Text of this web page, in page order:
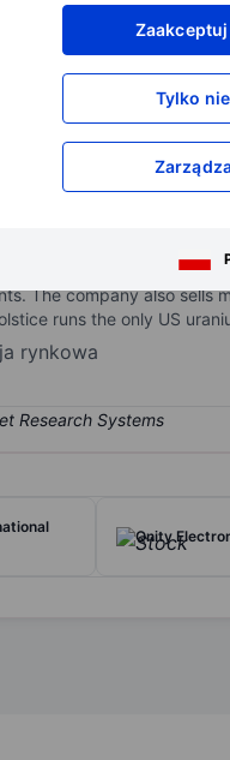
Tylko
Otwórz kontoaby
chemicals company
category is
The company also
runs the only US
rynkowa
Qnity